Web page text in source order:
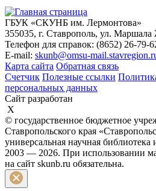
ГБУК «СКУНБ им. Лермонтова»
355035, г. Ставрополь, ул. Маршала
Телефон для справок: (8652) 26-79-
E-mail: skunb@omsu-
Карта сайта Обратная связь
Счетчик Полезные ссылки
персональных данных
Сайт разработан
X
© государственное бюджетное
Ставропольского края
универсальная научная
2003 — 2026. При использовании
на сайт skunb.ru обязательна.